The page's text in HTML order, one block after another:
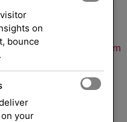
Adaptercabel 3.5mm
i handlekurv
on
bounce
your